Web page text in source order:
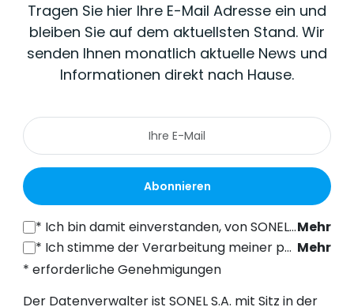
Tragen Sie hier Ihre E-Mail Adresse ein und
bleiben Sie auf dem aktuellsten Stand. Wir
senden Ihnen monatlich aktuelle News und
Informationen direkt nach Hause.
Abonnieren
* Ich bin damit einverstanden, von SONEL S.A. mit Sitz in der ul. Wokulskiego 11, 58-100 Świdnica, kommerzielle Informationen auf elektronischem Wege (an die angegebene E-Mail-Adresse) zu Marketingzwecken gemäß Art. 398 des Gesetzes vom 12. Juli 2024 über das Recht der elektronischen Kommunikation zu erhalten. Mehr
* Ich stimme der Verarbeitung meiner personenbezogenen Daten (E-Mail-Adresse) durch SONEL S.A. mit Sitz in ul. Wokulskiego 11, 58-100 Świdnica, zum Zwecke des Versands eines Newsletters mit kommerziellen und marketingbezogenen Informationen gemäß Art. 6 Abs. 1 Buchstabe a) der Datenschutz-Grundverordnung (DSGVO).
Mehr
* erforderliche Genehmigungen
Der Datenverwalter ist SONEL S.A. mit Sitz in der